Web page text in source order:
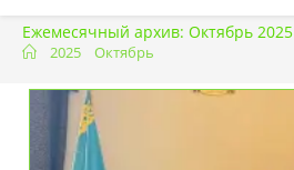
Ежемесячный архив: Октябрь 2025
2025 Октябрь